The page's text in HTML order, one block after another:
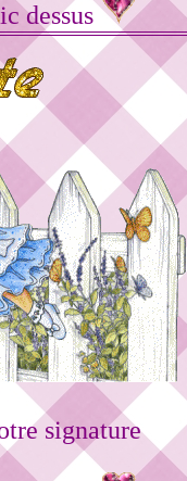
dessus
signature